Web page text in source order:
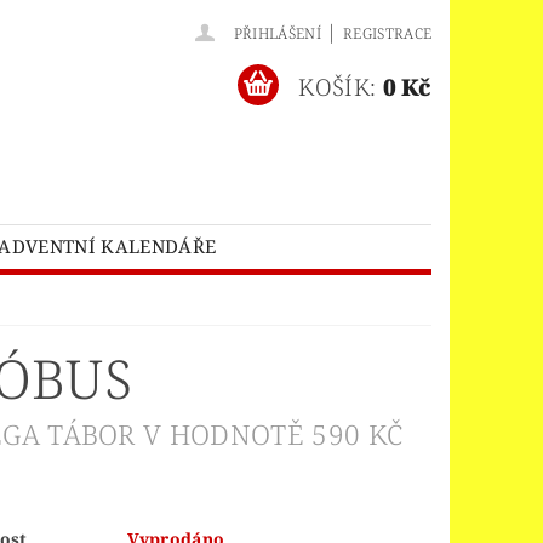
PŘIHLÁŠENÍ | REGISTRACE
KOŠÍK: 0 Kč
KALENDÁŘE
CLASSIC
TÁBOR V HODNOTĚ 590 KČ